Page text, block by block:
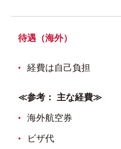
待遇（海外）
経費は自己負担
≪参考： 主な経費≫
海外航空券
ビザ代